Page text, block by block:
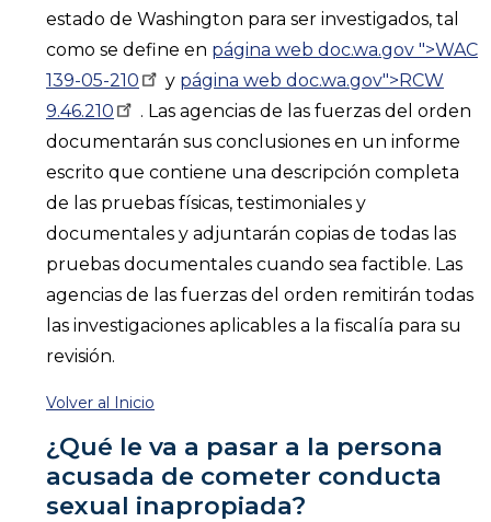
estado de Washington para ser investigados, tal
como se define en página web doc.wa.gov ">WAC
139-05-210
y página web doc.wa.gov">RCW
9.46.210
. Las agencias de las fuerzas del orden
documentarán sus conclusiones en un informe
escrito que contiene una descripción completa
de las pruebas físicas, testimoniales y
documentales y adjuntarán copias de todas las
pruebas documentales cuando sea factible. Las
agencias de las fuerzas del orden remitirán todas
las investigaciones aplicables a la fiscalía para su
revisión.
Volver al Inicio
¿Qué le va a pasar a la persona
acusada de cometer conducta
sexual inapropiada?